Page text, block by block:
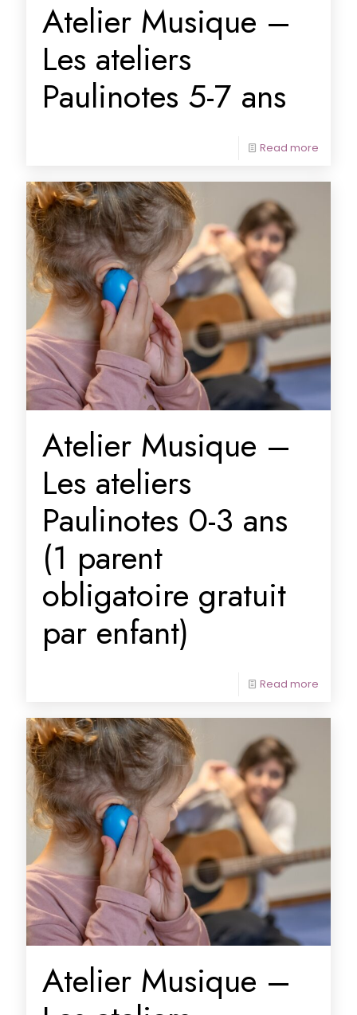
Atelier Musique –
Les ateliers
Paulinotes 5-7 ans
Read more
Atelier Musique –
Les ateliers
Paulinotes 0-3 ans
(1 parent
obligatoire gratuit
par enfant)
Read more
Atelier Musique –